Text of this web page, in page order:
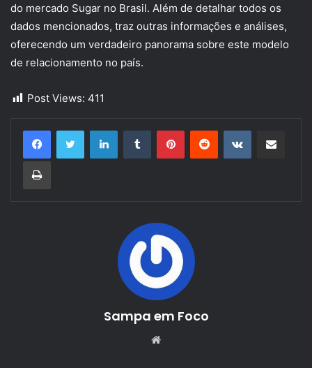
do mercado Sugar no Brasil. Além de detalhar todos os
dados mencionados, traz outras informações e análises,
oferecendo um verdadeiro panorama sobre este modelo
de relacionamento no país.
Post Views: 411
LinkedinTumblr PinterestReddit VK
Imprimir
Sampa em Foco
Website